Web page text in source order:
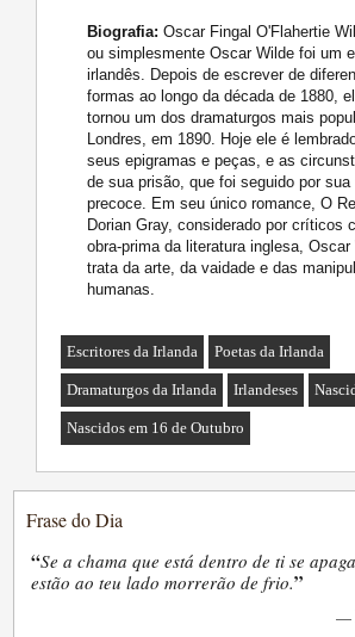
Biografia: Oscar Fingal O'Flahertie
ou simplesmente Oscar Wilde foi um
irlandês. Depois de escrever de
formas ao longo da década de 1880,
tornou um dos dramaturgos mais
Londres, em 1890. Hoje ele é
seus epigramas e peças, e as
de sua prisão, que foi seguido por sua
precoce. Em seu único romance, O
Dorian Gray, considerado por críticos
obra-prima da literatura inglesa, Oscar
trata da arte, da vaidade e das
humanas.
Escritores da Irlanda Poetas da Irlanda
Dramaturgos da Irlanda Irlandeses
Nascidos em 16 de Outubro
Frase do Dia
“Se a chama que está dentro de ti se
estão ao teu lado morrerão de frio.”
—